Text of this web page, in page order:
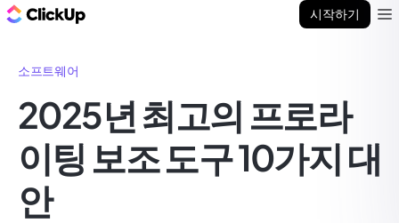
시작하기
소프트웨어
2025년 최고의 프로라
이팅 보조 도구 10가지 대
안